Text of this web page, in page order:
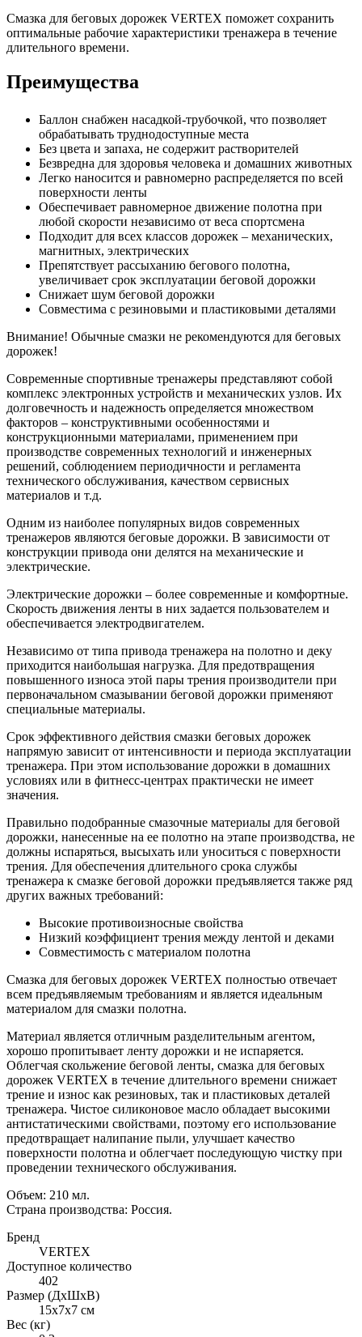
Смазка для беговых дорожек VERTEX поможет сохранить
оптимальные рабочие характеристики тренажера в течение
длительного времени.
Преимущества
Баллон снабжен насадкой-трубочкой, что позволяет
обрабатывать труднодоступные места
Без цвета и запаха, не содержит растворителей
Безвредна для здоровья человека и домашних животных
Легко наносится и равномерно распределяется по всей
поверхности ленты
Обеспечивает равномерное движение полотна при
любой скорости независимо от веса спортсмена
Подходит для всех классов дорожек – механических,
магнитных, электрических
Препятствует рассыханию бегового полотна,
увеличивает срок эксплуатации беговой дорожки
Снижает шум беговой дорожки
Совместима с резиновыми и пластиковыми деталями
Внимание! Обычные смазки не рекомендуются для беговых
дорожек!
Современные спортивные тренажеры представляют собой
комплекс электронных устройств и механических узлов. Их
долговечность и надежность определяется множеством
факторов – конструктивными особенностями и
конструкционными материалами, применением при
производстве современных технологий и инженерных
решений, соблюдением периодичности и регламента
технического обслуживания, качеством сервисных
материалов и т.д.
Одним из наиболее популярных видов современных
тренажеров являются беговые дорожки. В зависимости от
конструкции привода они делятся на механические и
электрические.
Электрические дорожки – более современные и комфортные.
Скорость движения ленты в них задается пользователем и
обеспечивается электродвигателем.
Независимо от типа привода тренажера на полотно и деку
приходится наибольшая нагрузка. Для предотвращения
повышенного износа этой пары трения производители при
первоначальном смазывании беговой дорожки применяют
специальные материалы.
Срок эффективного действия смазки беговых дорожек
напрямую зависит от интенсивности и периода эксплуатации
тренажера. При этом использование дорожки в домашних
условиях или в фитнесс-центрах практически не имеет
значения.
Правильно подобранные смазочные материалы для беговой
дорожки, нанесенные на ее полотно на этапе производства, не
должны испаряться, высыхать или уноситься с поверхности
трения. Для обеспечения длительного срока службы
тренажера к смазке беговой дорожки предъявляется также ряд
других важных требований:
Высокие противоизносные свойства
Низкий коэффициент трения между лентой и деками
Совместимость с материалом полотна
Смазка для беговых дорожек VERTEX полностью отвечает
всем предъявляемым требованиям и является идеальным
материалом для смазки полотна.
Материал является отличным разделительным агентом,
хорошо пропитывает ленту дорожки и не испаряется.
Облегчая скольжение беговой ленты, cмазка для беговых
дорожек VERTEX в течение длительного времени снижает
трение и износ как резиновых, так и пластиковых деталей
тренажера. Чистое силиконовое масло обладает высокими
антистатическими свойствами, поэтому его использование
предотвращает налипание пыли, улучшает качество
поверхности полотна и облегчает последующую чистку при
проведении технического обслуживания.
Объем: 210 мл.
Страна производства: Россия.
Бренд
VERTEX
Доступное количество
402
Размер (ДхШхВ)
15х7х7 см
Вес (кг)